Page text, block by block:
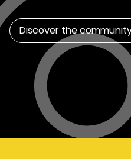
Discover the